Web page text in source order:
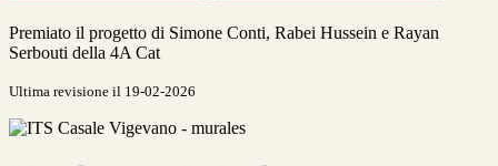
Premiato il progetto di Simone Conti, Rabei Hussein e Rayan
Serbouti della 4A Cat
Ultima revisione il 19-02-2026